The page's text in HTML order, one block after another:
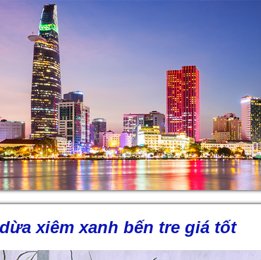
xiêm xanh bến tre giá tốt